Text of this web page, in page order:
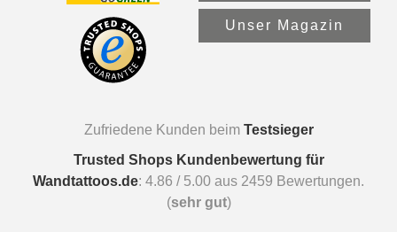
Unser Magazin
Zufriedene Kunden beim Testsieger
Trusted Shops Kundenbewertung für
Wandtattoos.de: 4.86 / 5.00 aus 2459 Bewertungen.
(sehr gut)